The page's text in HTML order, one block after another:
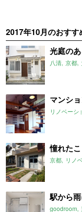
2017年10月のおすす
光庭の
八清 京都
マンシ
リノベーシ
憧れた
京都 リノ
駅から
goodroom